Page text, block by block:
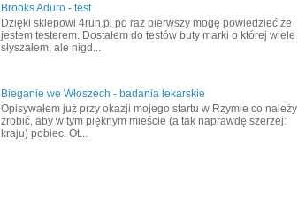
Brooks Aduro - test
Dzięki sklepowi 4run.pl po raz pierwszy mogę powiedzieć że
jestem testerem. Dostałem do testów buty marki o której wiele
słyszałem, ale nigd...
Bieganie we Włoszech - badania lekarskie
Opisywałem już przy okazji mojego startu w Rzymie co należy
zrobić, aby w tym pięknym mieście (a tak naprawdę szerzej:
kraju) pobiec. Ot...